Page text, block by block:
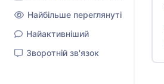
Найбільше переглянуті
Найактивніший
Зворотній зв'язок